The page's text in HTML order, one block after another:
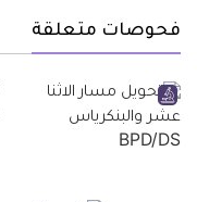
فحوصات متعلقة